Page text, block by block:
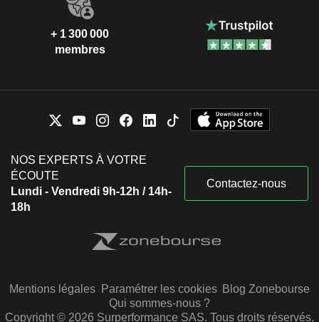
+ 1 300 000
membres
NOS EXPERTS À VOTRE
ÉCOUTE
Lundi - Vendredi 9h-12h / 14h-
18h
Contactez-nous
Mentions légales Paramétrer les cookies Blog Zonebourse
Qui sommes-nous ?
Copyright © 2026 Surperformance SAS. Tous droits réservés.